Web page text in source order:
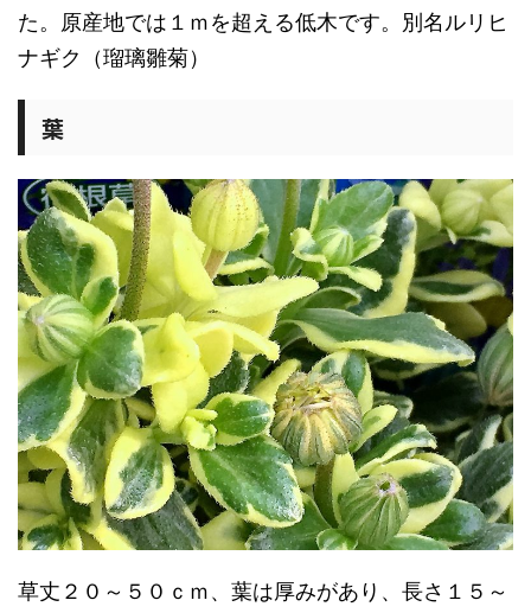
た。原産地では１ｍを超える低木です。別名ルリヒ
ナギク（瑠璃雛菊）
葉
草丈２０～５０ｃｍ、葉は厚みがあり、長さ１５～